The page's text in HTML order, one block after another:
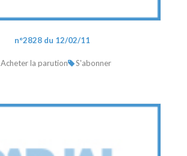
n°2828 du 12/02/11
Acheter la parution S'abonner